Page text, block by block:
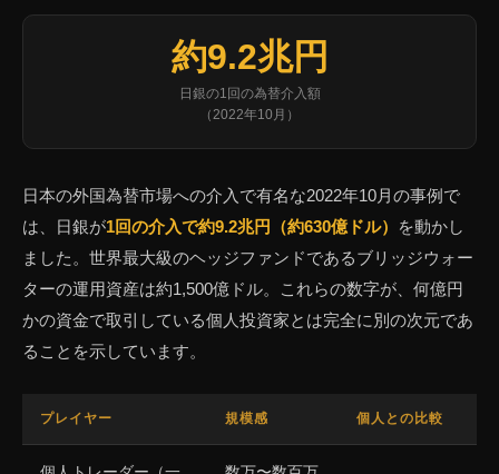
約9.2兆円
日銀の1回の為替介入額
（2022年10月）
日本の外国為替市場への介入で有名な2022年10月の事例で
は、日銀が1回の介入で約9.2兆円（約630億ドル）
を動かし
ました。世界最大級のヘッジファンドであるブリッジウォー
ターの運用資産は約1,500億ドル。これらの数字が、何億円
かの資金で取引している個人投資家とは完全に別の次元であ
ることを示しています。
プレイヤー 規模感 個人との比較